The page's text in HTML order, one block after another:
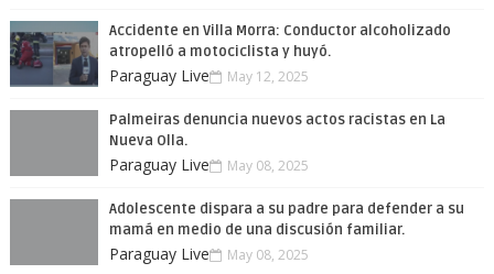
Accidente en Villa Morra: Conductor alcoholizado
atropelló a motociclista y huyó.
Paraguay Live May 12, 2025
Palmeiras denuncia nuevos actos racistas en La
Nueva Olla.
Paraguay Live May 08, 2025
Adolescente dispara a su padre para defender a su
mamá en medio de una discusión familiar.
Paraguay Live May 08, 2025